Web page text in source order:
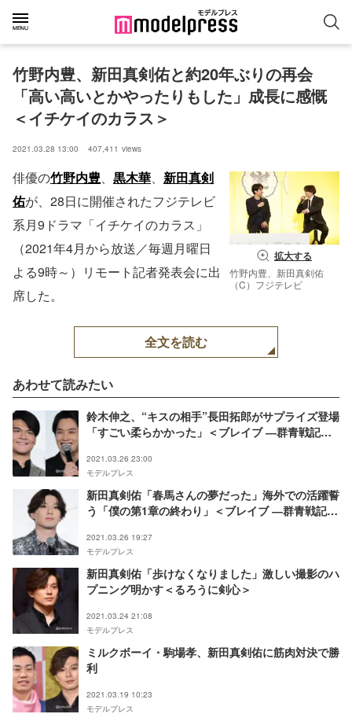
竹野内豊、新田真剣佑と約20年ぶりの再会
「高い高いとかやったりもした」成長に感慨
＜イチケイのカラス＞
2021.03.28 13:00 407,411 views
拡大する
竹野内豊、新田真剣佑
（C）フジテレビ
俳優の竹野内豊、 黒木華、 新田真剣
佑が、28日に開催されたフジテレビ
系月9ドラマ「イチケイのカラス」
（2021年4月から放送／毎週月曜日
よる9時～）リモート記者発表会に出
席した。
全文を読む
あわせて読みたい
鈴木伸之、“キスの相手”長田拓郎がサプライズ登場
「すごい柔らかかった」＜ブレイブ ―群青戦記―
2021.03.26 23:00
モデルプレス
新田真剣佑「春馬さんの夢だった」海外での活躍誓
う「僕の第1章の終わり」＜ブレイブ ―群青戦記―
2021.03.26 19:27
モデルプレス
新田真剣佑「歩けなくなりました」激しい撮影のハ
プニング明かす＜るろうに剣心＞
2021.03.24 21:08
モデルプレス
ミルクボーイ・駒場孝、新田真剣佑に筋肉対決で勝
利
2021.03.19 10:23
モデルプレス